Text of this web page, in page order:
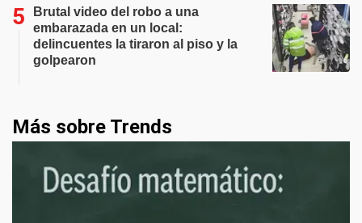
Brutal video del robo a una
embarazada en un local:
delincuentes la tiraron al piso y la
golpearon
Más sobre Trends